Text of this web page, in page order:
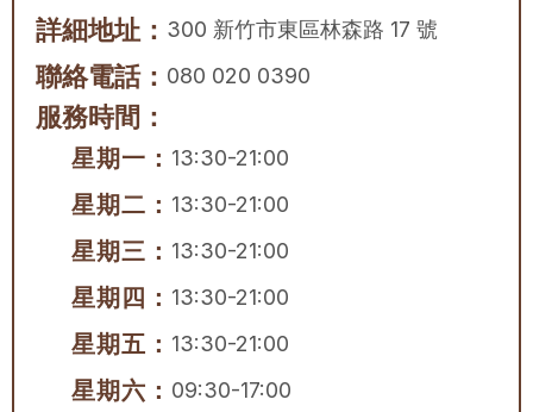
詳細地址： 300 新竹市東區林森路 17 號
聯絡電話： 080 020 0390
服務時間：
星期一： 13:30-21:00
星期二： 13:30-21:00
星期三： 13:30-21:00
星期四： 13:30-21:00
星期五： 13:30-21:00
星期六： 09:30-17:00